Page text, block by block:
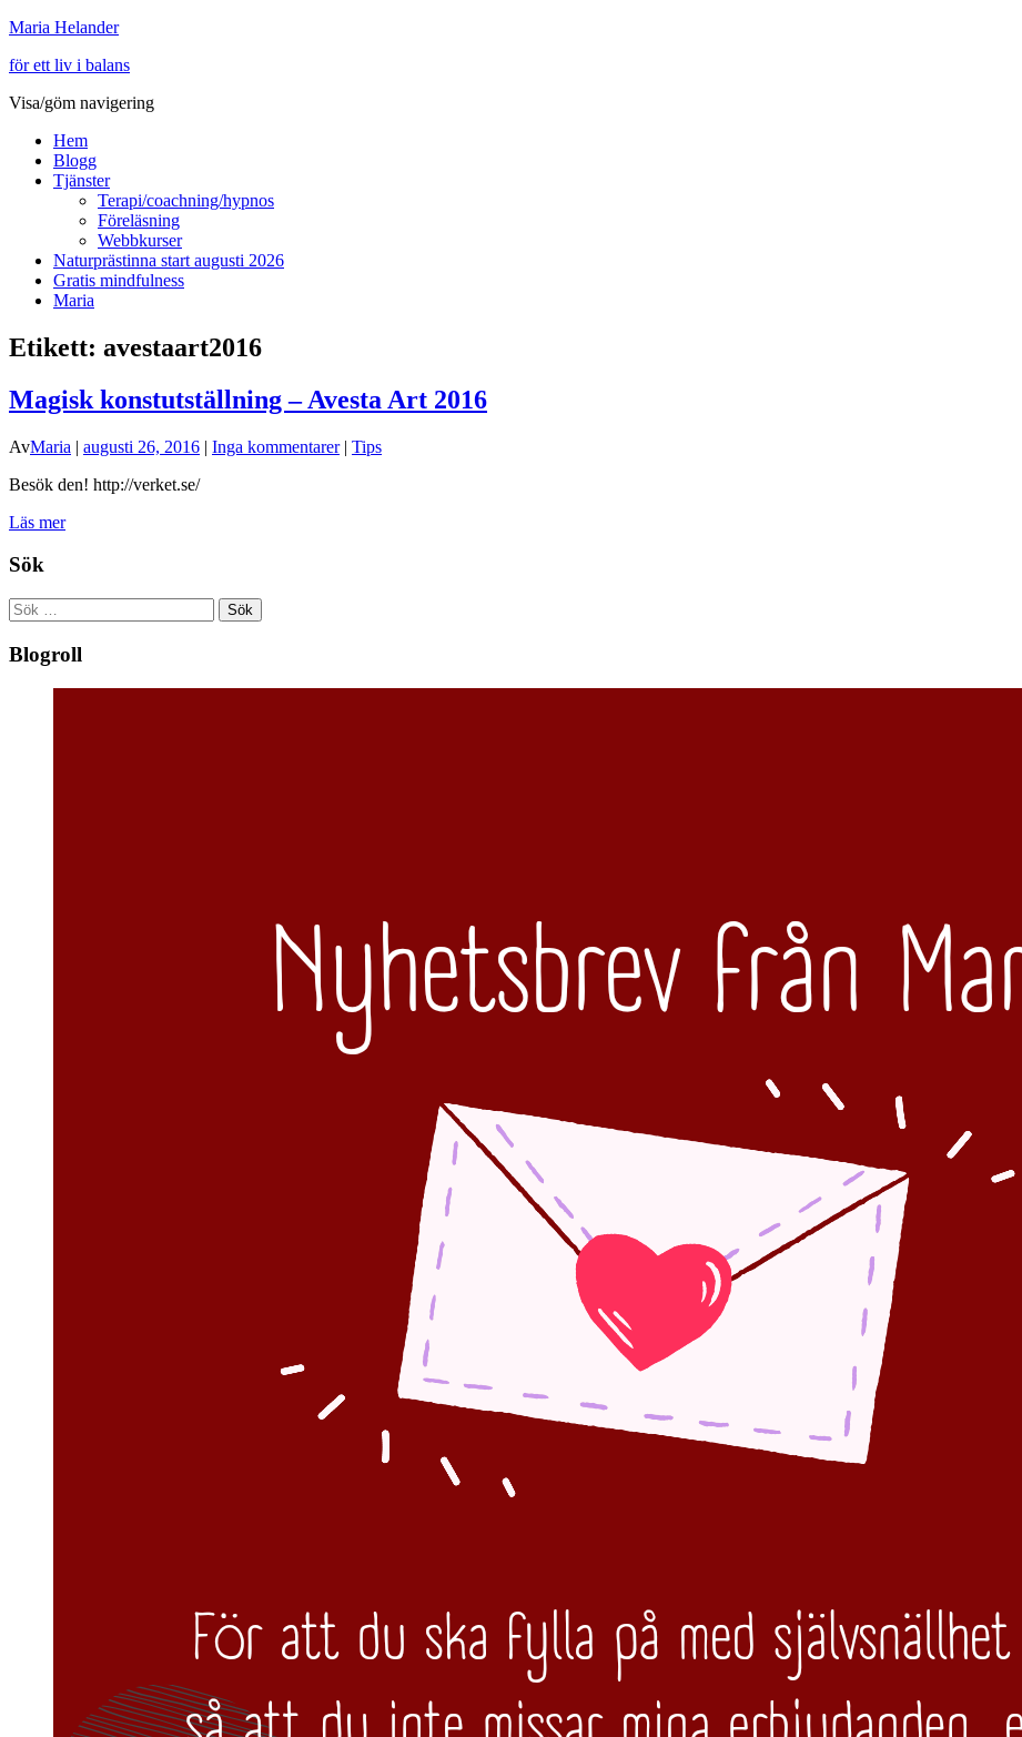
Maria Helander
för ett liv i balans
Visa/göm navigering
Hem
Blogg
Tjänster
Terapi/coachning/hypnos
Föreläsning
Webbkurser
Naturprästinna start augusti 2026
Gratis mindfulness
Maria
Etikett: avestaart2016
Magisk konstutställning – Avesta Art 2016
AvMaria | augusti 26, 2016 | Inga kommentarer| Tips
Besök den! http://verket.se/
Läs mer
Sök
Sök
efter:
Blogroll